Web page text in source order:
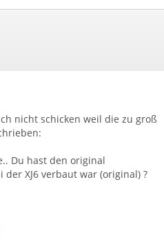
nicht schicken weil die zu groß
Du hast den original
XJ6 verbaut war (original) ?